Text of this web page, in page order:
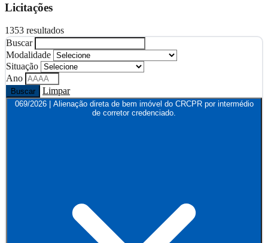
Licitações
1353 resultados
Buscar
Modalidade
Situação
Ano
Buscar Limpar
069/2026 | Alienação direta de bem imóvel do CRCPR por intermédio
de corretor credenciado.